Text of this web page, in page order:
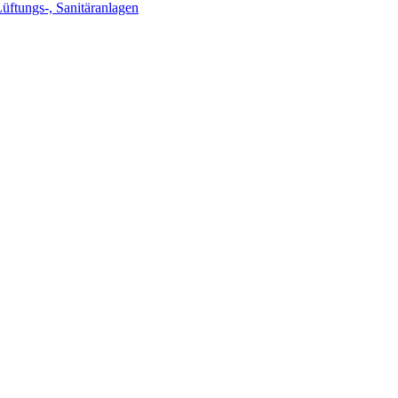
, Sanitäranlagen